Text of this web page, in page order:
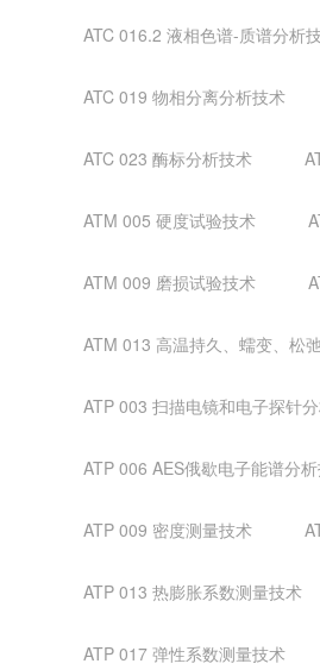
ATC 016.2 液相色谱-质谱分析
ATC 019 物相分离分析技术
ATC 023 酶标分析技术
ATM 005 硬度试验技术
ATM 009 磨损试验技术
ATM 013 高温持久、蠕变、松
ATP 003 扫描电镜和电子探针
ATP 006 AES俄歇电子能谱分
ATP 009 密度测量技术
ATP 013 热膨胀系数测量技术
ATP 017 弹性系数测量技术